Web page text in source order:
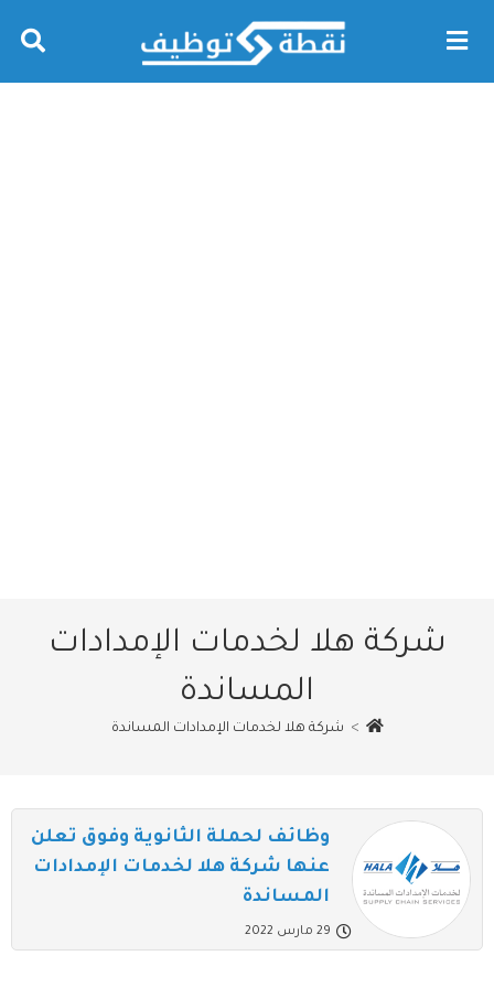
شركة هلا لخدمات الإمدادات
المساندة
> شركة هلا لخدمات الإمدادات المساندة
وظائف لحملة الثانوية وفوق تعلن
عنها شركة هلا لخدمات الإمدادات
المساندة
29 مارس 2022